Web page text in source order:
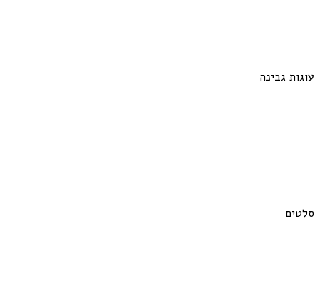
עוגות גבינה
סלטים